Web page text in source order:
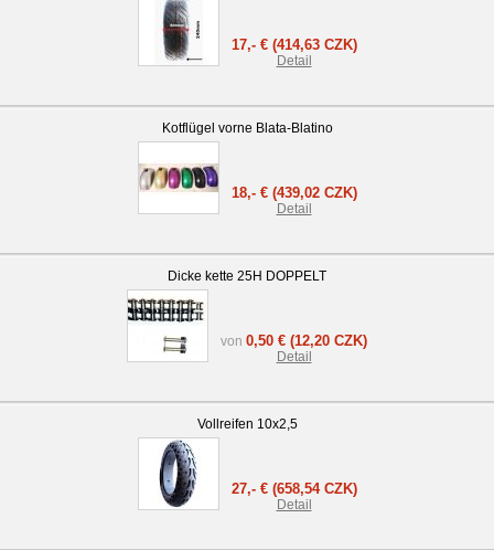
17,- € (414,63 CZK)
Detail
Kotflügel vorne Blata-Blatino
18,- € (439,02 CZK)
Detail
Dicke kette 25H DOPPELT
von 0,50 € (12,20 CZK)
Detail
Vollreifen 10x2,5
27,- € (658,54 CZK)
Detail